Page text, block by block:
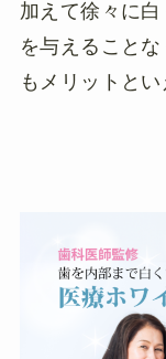
加えて徐々に
を与えること
もメリットとい